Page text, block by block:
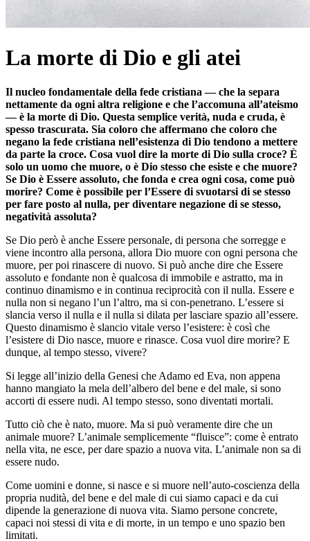
La morte di Dio e gli atei
Il nucleo fondamentale della fede cristiana — che la separa
nettamente da ogni altra religione e che l’accomuna all’ateismo
— è la morte di Dio. Questa semplice verità, nuda e cruda, è
spesso trascurata. Sia coloro che affermano che coloro che
negano la fede cristiana nell’esistenza di Dio tendono a mettere
da parte la croce. Cosa vuol dire la morte di Dio sulla croce? È
solo un uomo che muore, o è Dio stesso che esiste e che muore?
Se Dio è Essere assoluto, che fonda e crea ogni cosa, come può
morire? Come è possibile per l’Essere di svuotarsi di se stesso
per fare posto al nulla, per diventare negazione di se stesso,
negatività assoluta?
Se Dio però è anche Essere personale, di persona che sorregge e
viene incontro alla persona, allora Dio muore con ogni persona che
muore, per poi rinascere di nuovo. Si può anche dire che Essere
assoluto e fondante non è qualcosa di immobile e astratto, ma in
continuo dinamismo e in continua reciprocità con il nulla. Essere e
nulla non si negano l’un l’altro, ma si con-penetrano. L’essere si
slancia verso il nulla e il nulla si dilata per lasciare spazio all’essere.
Questo dinamismo è slancio vitale verso l’esistere: è così che
l’esistere di Dio nasce, muore e rinasce. Cosa vuol dire morire? E
dunque, al tempo stesso, vivere?
Si legge all’inizio della Genesi che Adamo ed Eva, non appena
hanno mangiato la mela dell’albero del bene e del male, si sono
accorti di essere nudi. Al tempo stesso, sono diventati mortali.
Tutto ciò che è nato, muore. Ma si può veramente dire che un
animale muore? L’animale semplicemente “fluisce”: come è entrato
nella vita, ne esce, per dare spazio a nuova vita. L’animale non sa di
essere nudo.
Come uomini e donne, si nasce e si muore nell’auto-coscienza della
propria nudità, del bene e del male di cui siamo capaci e da cui
dipende la generazione di nuova vita. Siamo persone concrete,
capaci noi stessi di vita e di morte, in un tempo e uno spazio ben
limitati.